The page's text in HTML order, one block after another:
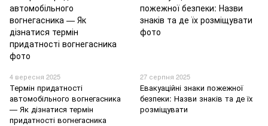
4 вересня 2025
Термін придатності
автомобільного вогнегасника
— Як дізнатися термін
придатності вогнегасника
27 серпня 2025
Евакуаційні знаки пожежної
безпеки: Назви знаків та де їх
розміщувати